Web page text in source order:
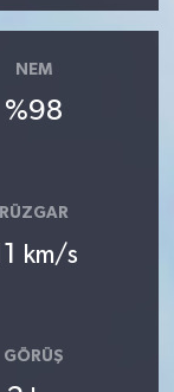
NEM
%98
RÜZGAR
km/s
GÖRÜŞ